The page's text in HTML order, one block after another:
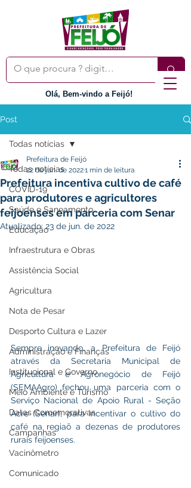
Olá, Bem-vindo a Feijó!
Post
Todas notícias
COVID-19
Saúde e Saneamento
Educação
Infraestrutura e Obras
Assistência Social
Agricultura
Nota de Pesar
Desporto Cultura e Lazer
Administração e Finanças
Institucional e Governo
Meio Ambiente e Turismo
Datas Comemorativas
Campanhas
Vacinômetro
Comunicado
Todas notícias
Prefeitura incentiva cultivo de café
para produtores e agricultores
feijoenses em parceria com Senar
Prefeitura de Feijó
22 de jun. de 20221 min de leitura
Atualizado: 23 de jun. de 2022
Sempre inovando, a Prefeitura de Feijó
através da Secretaria Municipal de
Agricultura e Agronegócio de Feijó
(SEMAAgro) fechou uma parceria com o
Serviço Nacional de Apoio Rural - Seção
Acre (Senar), para incentivar o cultivo do
café na regiaõ a dezenas de produtores
rurais feijoenses.